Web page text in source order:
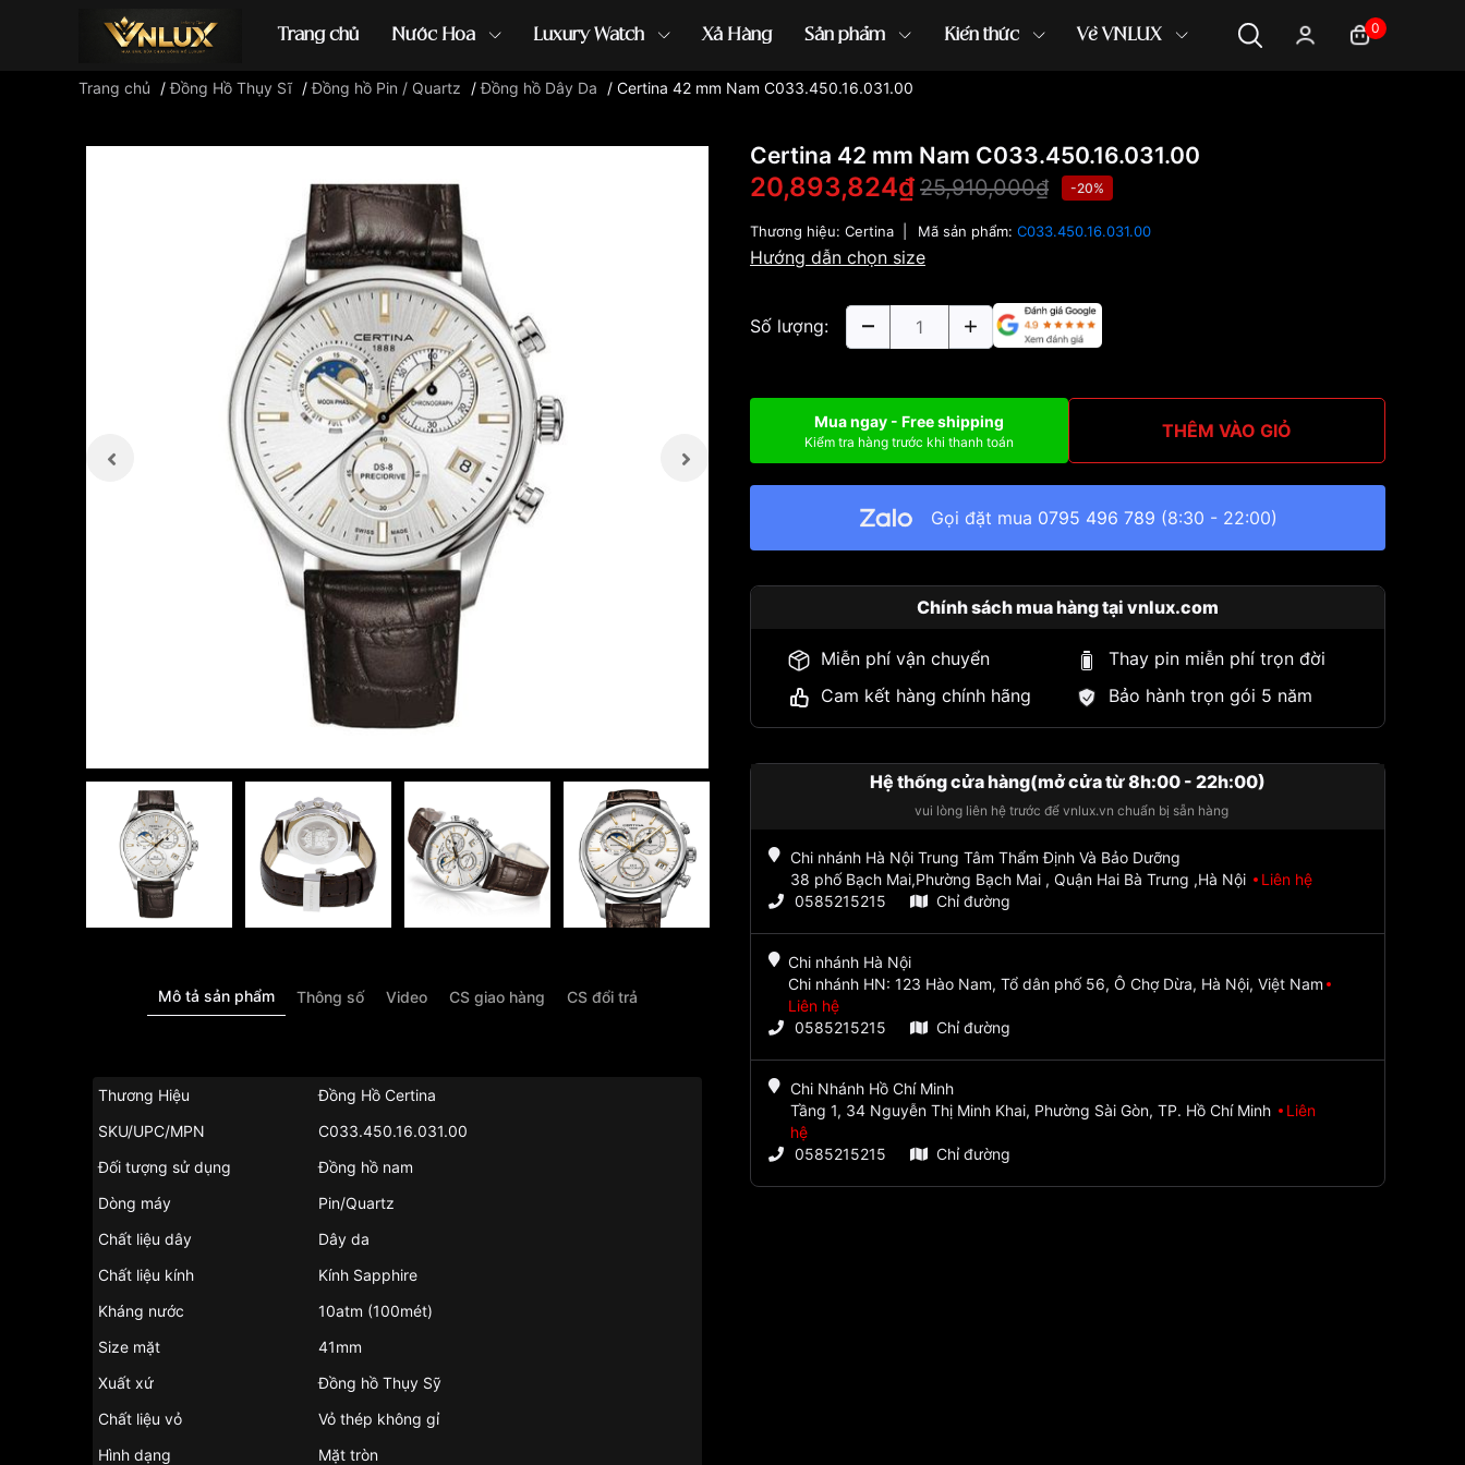
Trang chủ Nước Hoa Luxury Watch Xả Hàng Sản phẩm Kiến thức Về VNLUX 0
Đồng hồ casio đồng hồ G-Shock đồng hồ Orient ...
Trang chủ /Đồng Hồ Thụy Sĩ /Đồng hồ Pin / Quartz /Đồng hồ Dây Da / Certina 42 mm Nam C033.450.16.031.00
Mô tả sản phẩm Thông số Video CS giao hàng CS đổi trả
Thương Hiệu
Đồng Hồ Certina
SKU/UPC/MPN
C033.450.16.031.00
Đối tượng sử dụng
Đồng hồ nam
Dòng máy
Pin/Quartz
Chất liệu dây
Dây da
Chất liệu kính
Kính Sapphire
Kháng nước
10atm (100mét)
Size mặt
41mm
Xuất xứ
Đồng hồ Thụy Sỹ
Chất liệu vỏ
Vỏ thép không gỉ
Hình dạng
Mặt tròn
Certina 42 mm Nam C033.450.16.031.00
20,893,824₫ 25,910,000₫ -20%
Thương hiệu: Certina Mã sản phẩm: C033.450.16.031.00
Hướng dẫn chọn size
Số lượng:
Mua ngay - Free shipping
Kiểm tra hàng trước khi thanh toán THÊM VÀO GIỎ
Gọi đặt mua 0795 496 789 (8:30 - 22:00)
Chính sách mua hàng tại vnlux.com
Miễn phí vận chuyển
Thay pin miễn phí trọn đời
Cam kết hàng chính hãng
Bảo hành trọn gói 5 năm
Hệ thống cửa hàng(mở cửa từ 8h:00 - 22h:00)
vui lòng liên hệ trước để vnlux.vn chuẩn bị sẵn hàng
Chi nhánh Hà Nội Trung Tâm Thẩm Định Và Bảo Dưỡng
38 phố Bạch Mai,Phường Bạch Mai , Quận Hai Bà Trưng ,Hà Nội
Liên hệ
0585215215
Chỉ đường
Chi nhánh Hà Nội
Chi nhánh HN: 123 Hào Nam, Tổ dân phố 56, Ô Chợ Dừa, Hà Nội, Việt Nam
Liên hệ
0585215215
Chỉ đường
Chi Nhánh Hồ Chí Minh
Tầng 1, 34 Nguyễn Thị Minh Khai, Phường Sài Gòn, TP. Hồ Chí Minh
Liên
hệ
0585215215
Chỉ đường